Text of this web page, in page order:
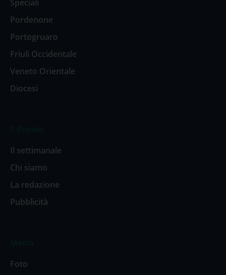
Speciali
Pordenone
Portogruaro
Friuli Occidentale
Veneto Orientale
Diocesi
Il settimanale
Chi siamo
La redazione
Pubblicità
Foto